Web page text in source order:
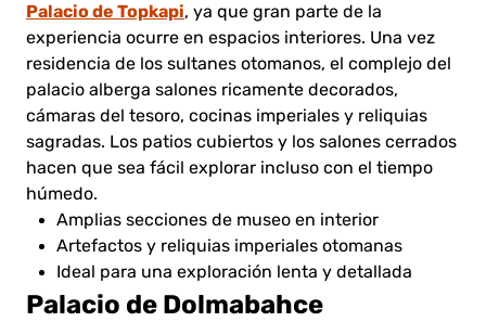
Palacio de Topkapi, ya que gran parte de la
experiencia ocurre en espacios interiores. Una vez
residencia de los sultanes otomanos, el complejo del
palacio alberga salones ricamente decorados,
cámaras del tesoro, cocinas imperiales y reliquias
sagradas. Los patios cubiertos y los salones cerrados
hacen que sea fácil explorar incluso con el tiempo
húmedo.
Amplias secciones de museo en interior
Artefactos y reliquias imperiales otomanas
Ideal para una exploración lenta y detallada
Palacio de Dolmabahce